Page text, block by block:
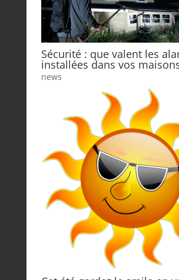
Sécurité : que valent les
installées dans vos
news